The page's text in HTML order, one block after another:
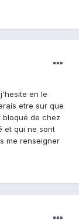
en le
etre sur que
de chez
et qui ne sont
me renseigner